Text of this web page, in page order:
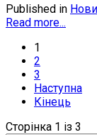
Published in
Read more...
1
2
3
Наступна
Кінець
Сторінка 1 із 3